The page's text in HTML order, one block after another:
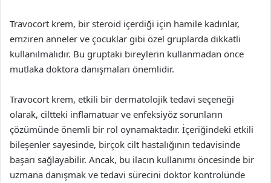
Travocort krem, bir steroid içerdiği için hamile kadınlar,
emziren anneler ve çocuklar gibi özel gruplarda dikkatli
kullanılmalıdır. Bu gruptaki bireylerin kullanmadan önce
mutlaka doktora danışmaları önemlidir.
Travocort krem, etkili bir dermatolojik tedavi seçeneği
olarak, ciltteki inflamatuar ve enfeksiyöz sorunların
çözümünde önemli bir rol oynamaktadır. İçeriğindeki etkili
bileşenler sayesinde, birçok cilt hastalığının tedavisinde
başarı sağlayabilir. Ancak, bu ilacın kullanımı öncesinde bir
uzmana danışmak ve tedavi sürecini doktor kontrolünde